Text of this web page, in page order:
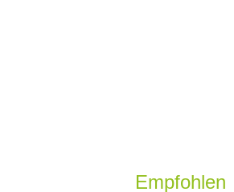
Empfohlen